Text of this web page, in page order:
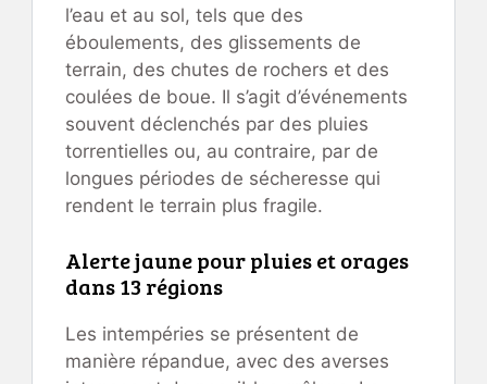
l’eau et au sol, tels que des
éboulements, des glissements de
terrain, des chutes de rochers et des
coulées de boue. Il s’agit d’événements
souvent déclenchés par des pluies
torrentielles ou, au contraire, par de
longues périodes de sécheresse qui
rendent le terrain plus fragile.
Alerte jaune pour pluies et orages
dans 13 régions
Les intempéries se présentent de
manière répandue, avec des averses